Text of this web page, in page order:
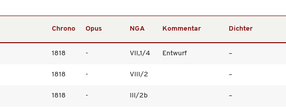
Chrono Opus NGA Kommentar Dichter
1818 - VII,1/4 Entwurf –
1818 - VIII/2 –
1818 - III/2b –